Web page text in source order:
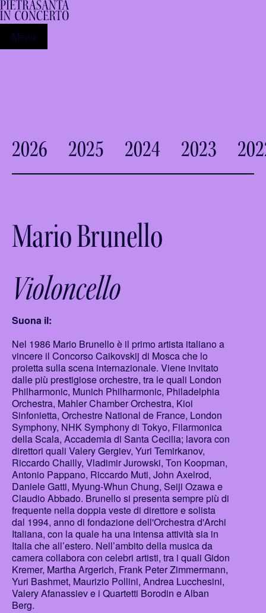
Menu
2026 2025 2024 2023
Mario Brunello
Violoncello
Suona il:
Nel 1986 Mario Brunello è il primo artista italiano a
vincere il Concorso Caikovskij di Mosca che lo
proietta sulla scena internazionale. Viene invitato
dalle più prestigiose orchestre, tra le quali London
Philharmonic, Munich Philharmonic, Philadelphia
Orchestra, Mahler Chamber Orchestra, Kioi
Sinfonietta, Orchestre National de France, London
Symphony, NHK Symphony di Tokyo, Filarmonica
della Scala, Accademia di Santa Cecilia; lavora con
direttori quali Valery Gergiev, Yuri Temirkanov,
Riccardo Chailly, Vladimir Jurowski, Ton Koopman,
Antonio Pappano, Riccardo Muti, John Axelrod,
Daniele Gatti, Myung-Whun Chung, Seiji Ozawa e
Claudio Abbado. Brunello si presenta sempre più di
frequente nella doppia veste di direttore e solista
dal 1994, anno di fondazione dell'Orchestra d'Archi
Italiana, con la quale ha una intensa attività sia in
Italia che all’estero. Nell’ambito della musica da
camera collabora con celebri artisti, tra i quali Gidon
Kremer, Martha Argerich, Frank Peter Zimmermann,
Yuri Bashmet, Maurizio Pollini, Andrea Lucchesini,
Valery Afanassiev e i Quartetti Borodin e Alban
Berg.